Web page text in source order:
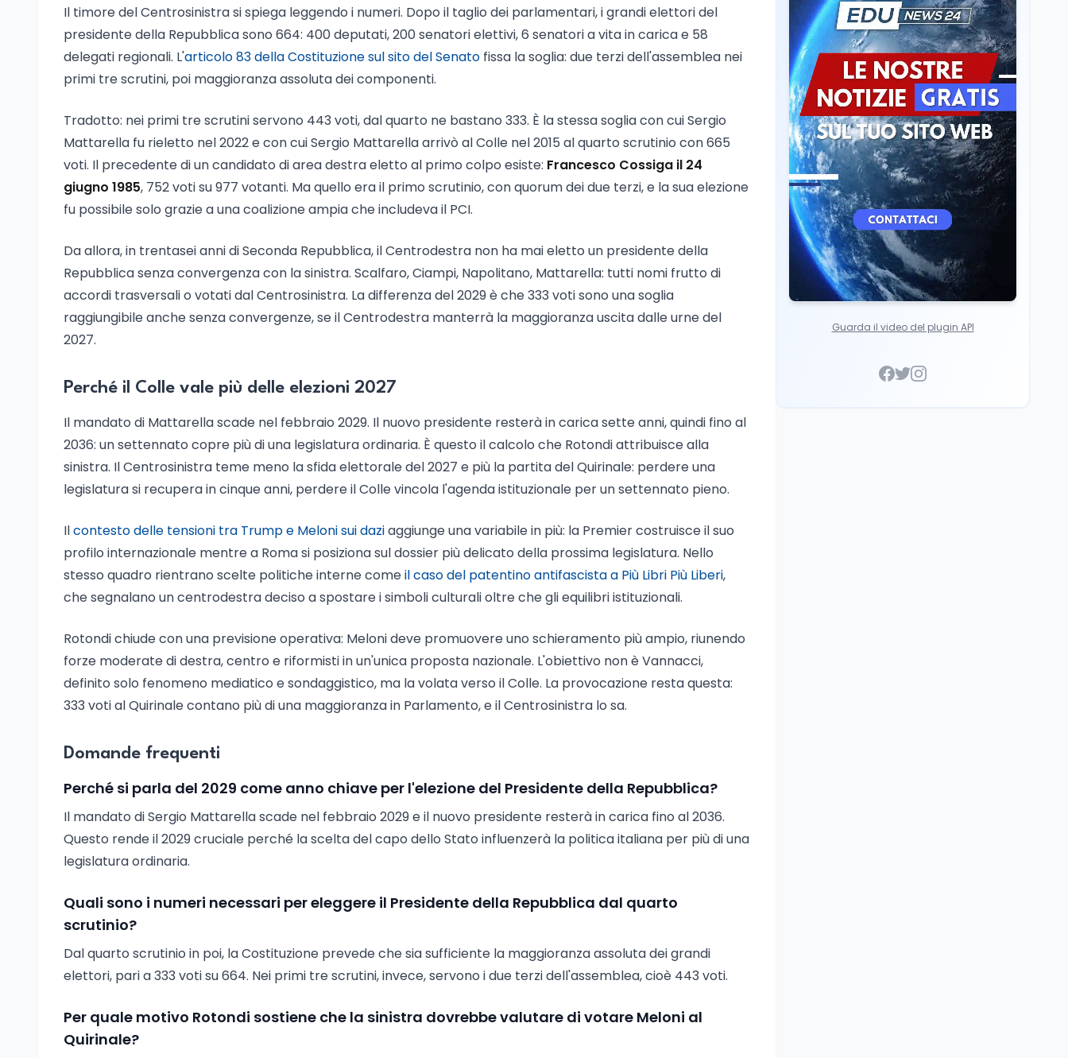
Il timore del Centrosinistra si spiega leggendo i numeri. Dopo il taglio dei parlamentari, i grandi elettori del
presidente della Repubblica sono 664: 400 deputati, 200 senatori elettivi, 6 senatori a vita in carica e 58
delegati regionali. L'articolo 83 della Costituzione sul sito del Senato fissa la soglia: due terzi dell'assemblea nei
primi tre scrutini, poi maggioranza assoluta dei componenti.
Tradotto: nei primi tre scrutini servono 443 voti, dal quarto ne bastano 333. È la stessa soglia con cui Sergio
Mattarella fu rieletto nel 2022 e con cui Sergio Mattarella arrivò al Colle nel 2015 al quarto scrutinio con 665
voti. Il precedente di un candidato di area destra eletto al primo colpo esiste: Francesco Cossiga il 24
giugno 1985, 752 voti su 977 votanti. Ma quello era il primo scrutinio, con quorum dei due terzi, e la sua elezione
fu possibile solo grazie a una coalizione ampia che includeva il PCI.
Da allora, in trentasei anni di Seconda Repubblica, il Centrodestra non ha mai eletto un presidente della
Repubblica senza convergenza con la sinistra. Scalfaro, Ciampi, Napolitano, Mattarella: tutti nomi frutto di
accordi trasversali o votati dal Centrosinistra. La differenza del 2029 è che 333 voti sono una soglia
raggiungibile anche senza convergenze, se il Centrodestra manterrà la maggioranza uscita dalle urne del
2027.
Perché il Colle vale più delle elezioni 2027
Il mandato di Mattarella scade nel febbraio 2029. Il nuovo presidente resterà in carica sette anni, quindi fino al
2036: un settennato copre più di una legislatura ordinaria. È questo il calcolo che Rotondi attribuisce alla
sinistra. Il Centrosinistra teme meno la sfida elettorale del 2027 e più la partita del Quirinale: perdere una
legislatura si recupera in cinque anni, perdere il Colle vincola l'agenda istituzionale per un settennato pieno.
Ilcontesto delle tensioni tra Trump e Meloni sui daziaggiunge una variabile in più: la Premier costruisce il suo
profilo internazionale mentre a Roma si posiziona sul dossier più delicato della prossima legislatura. Nello
stesso quadro rientrano scelte politiche interne comeil caso del patentino antifascista a Più Libri Più Liberi,
che segnalano un centrodestra deciso a spostare i simboli culturali oltre che gli equilibri istituzionali.
Rotondi chiude con una previsione operativa: Meloni deve promuovere uno schieramento più ampio, riunendo
forze moderate di destra, centro e riformisti in un'unica proposta nazionale. L'obiettivo non è Vannacci,
definito solo fenomeno mediatico e sondaggistico, ma la volata verso il Colle. La provocazione resta questa:
333 voti al Quirinale contano più di una maggioranza in Parlamento, e il Centrosinistra lo sa.
Domande frequenti
Perché si parla del 2029 come anno chiave per l'elezione del Presidente della Repubblica?
Il mandato di Sergio Mattarella scade nel febbraio 2029 e il nuovo presidente resterà in carica fino al 2036.
Questo rende il 2029 cruciale perché la scelta del capo dello Stato influenzerà la politica italiana per più di una
legislatura ordinaria.
Quali sono i numeri necessari per eleggere il Presidente della Repubblica dal quarto
scrutinio?
Dal quarto scrutinio in poi, la Costituzione prevede che sia sufficiente la maggioranza assoluta dei grandi
elettori, pari a 333 voti su 664. Nei primi tre scrutini, invece, servono i due terzi dell'assemblea, cioè 443 voti.
Per quale motivo Rotondi sostiene che la sinistra dovrebbe valutare di votare Meloni al
Quirinale?
premier Meloni attesa a
Bari il 4 settembre per
celebrare il governo più
longevo dell’Italia
repubblicana
Cultura7 ago
Ravenna, il settembre
dantesco nel 705°
anniversario della morte
del Sommo Poeta
Cultura 7 ago
Franca Ghitti a Santa
Giulia: il quarto capitolo
dei Palcoscenici
Guarda il video del plugin API